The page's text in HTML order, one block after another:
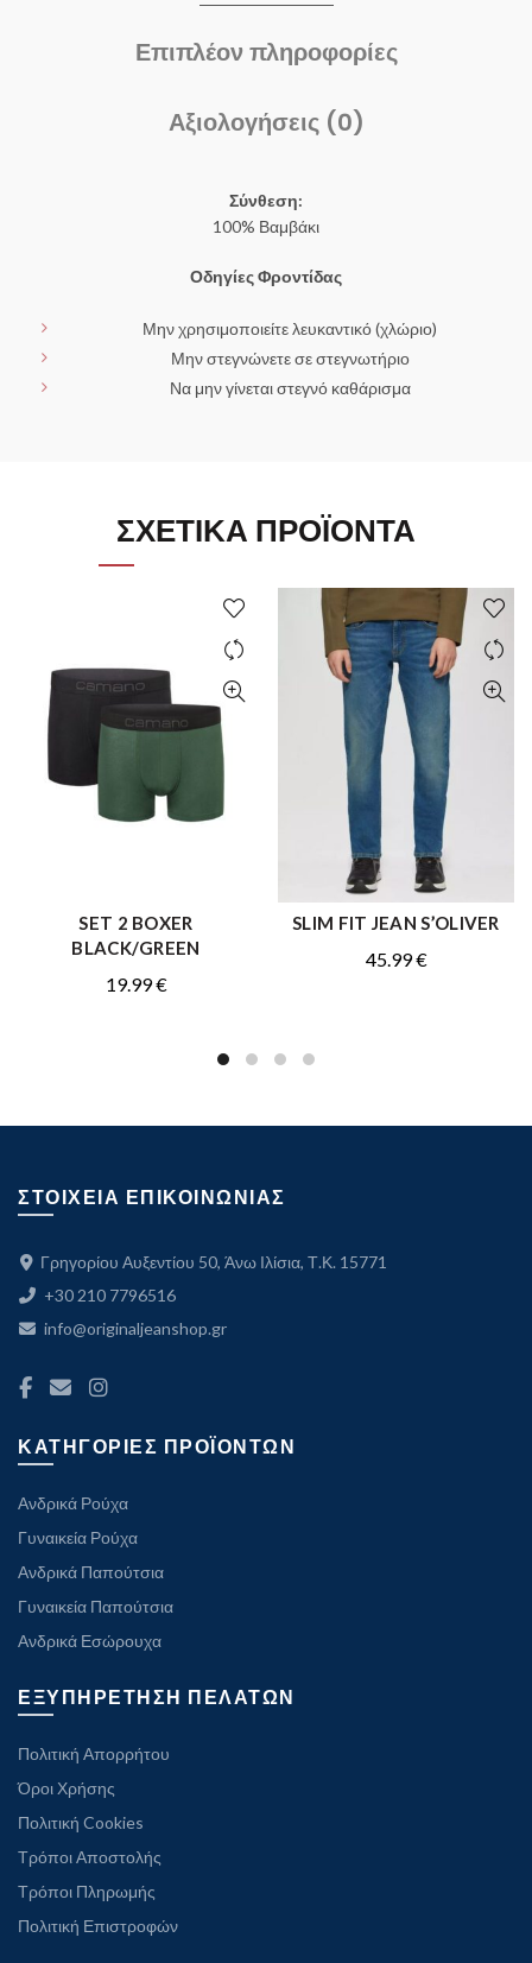
Επιπλέον πληροφορίες
Αξιολογήσεις (0)
Σύνθεση:
100% Βαμβάκι
Οδηγίες Φροντίδας
Μην χρησιμοποιείτε λευκαντικό (χλώριο)
Μην στεγνώνετε σε στεγνωτήριο
Να μην γίνεται στεγνό καθάρισμα
ΣΧΕΤΙΚΆ ΠΡΟΪΌΝΤΑ
ΑΓΟΡΑ
SET 2 BOXER
BLACK/GREEN
19.99€
ΑΓΟΡΑ
SLIM FIT JEAN S’OLIVER
45.99€
ΣΤΟΙΧΕΙΑ ΕΠΙΚΟΙΝΩΝΙΑΣ
Γρηγορίου Αυξεντίου 50, Άνω Ιλίσια, Τ.Κ. 15771
+30 210 7796516
info@originaljeanshop.gr
ΚΑΤΗΓΟΡΙΕΣ ΠΡΟΪΟΝΤΩΝ
Ανδρικά Ρούχα
Γυναικεία Ρούχα
Ανδρικά Παπούτσια
Γυναικεία Παπούτσια
Ανδρικά Εσώρουχα
ΕΞΥΠΗΡΕΤΗΣΗ ΠΕΛΑΤΩΝ
Πολιτική Απορρήτου
Όροι Χρήσης
Πολιτική Cookies
Τρόποι Αποστολής
Τρόποι Πληρωμής
Πολιτική Επιστροφών